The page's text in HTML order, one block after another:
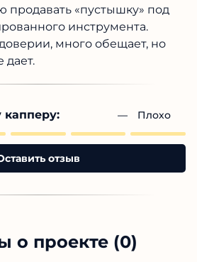
продавать «пустышку» под
инструмента.
много обещает, но
дает.
капперу: — Плохо
отзыв
о проекте (0)